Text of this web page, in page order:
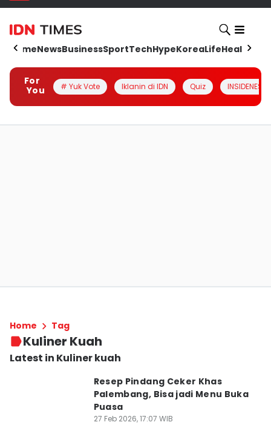
HomeNewsBusinessSportTechHypeKoreaLifeHealth
For
You
# Yuk Vote Iklanin di IDN Quiz INSIDENESIA
Home Tag
Kuliner Kuah
Latest in Kuliner kuah
Resep Pindang Ceker Khas
Palembang, Bisa jadi Menu Buka
Puasa
27 Feb 2026, 17:07 WIB